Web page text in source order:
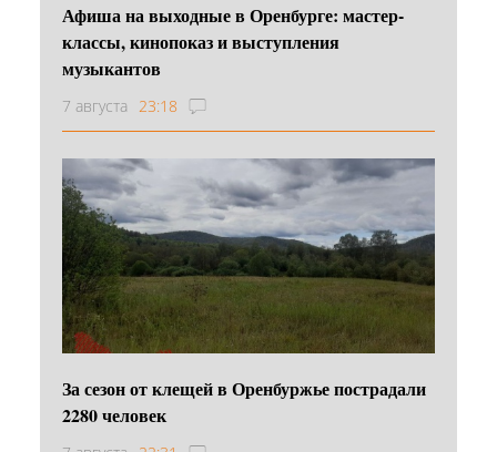
Афиша на выходные в Оренбурге: мастер-
классы, кинопоказ и выступления
музыкантов
7 августа 23:18
За сезон от клещей в Оренбуржье пострадали
2280 человек